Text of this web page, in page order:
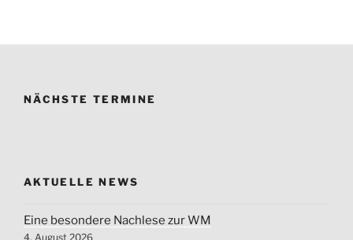
NÄCHSTE TERMINE
AKTUELLE NEWS
Eine besondere Nachlese zur WM
4. August 2026